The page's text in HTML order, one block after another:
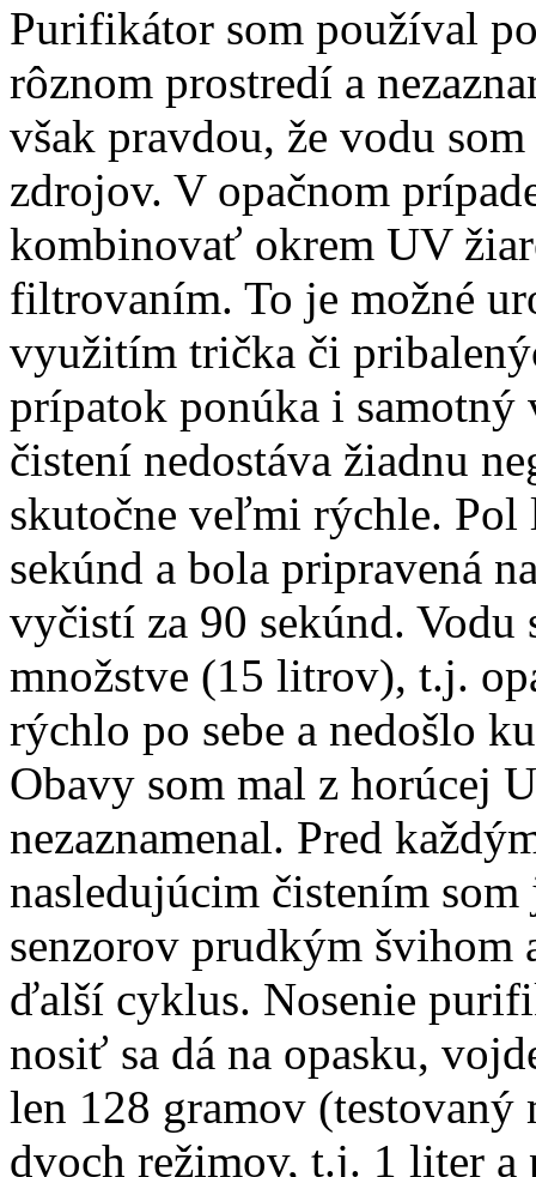
Purifikátor som používal
rôznom prostredí a
však pravdou, že vodu
zdrojov. V opačnom
kombinovať okrem UV
filtrovaním. To je možné
využitím trička či
prípatok ponúka i
čistení nedostáva žiadnu
skutočne veľmi rýchle.
sekúnd a bola pripravená
vyčistí za 90 sekúnd.
množstve (15 litrov), t.j.
rýchlo po sebe a nedošlo
Obavy som mal z horúcej
nezaznamenal. Pred
nasledujúcim čistením
senzorov prudkým
ďalší cyklus. Nosenie
nosiť sa dá na opasku,
len 128 gramov (testovaný
dvoch režimov, t.j. 1 liter a